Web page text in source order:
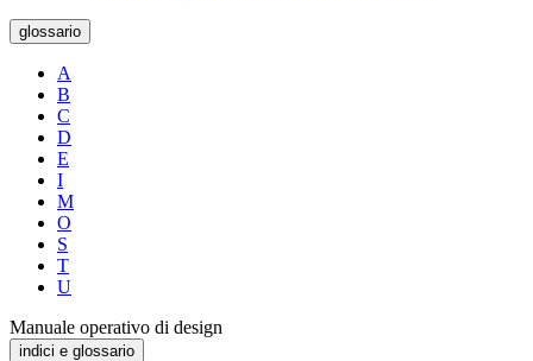
glossario
A
B
C
D
E
I
M
O
S
T
U
Manuale operativo di design
indici e glossario